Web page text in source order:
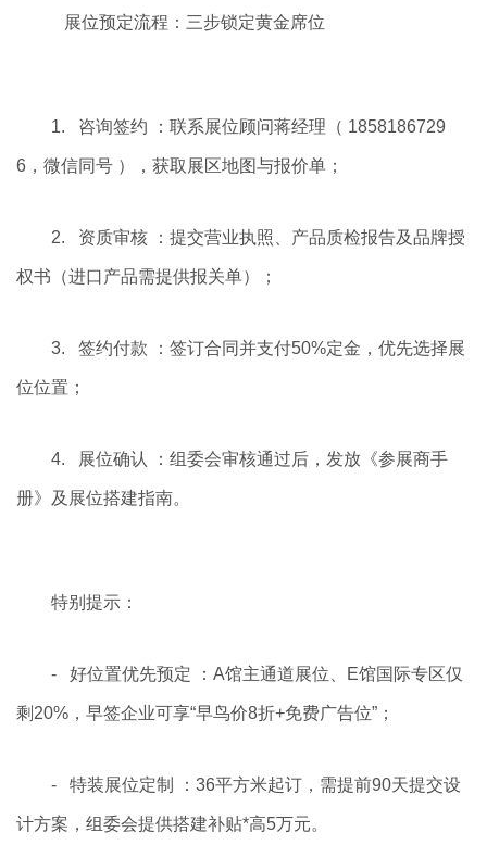
展位预定流程：三步锁定黄金席位
1. 咨询签约 ：联系展位顾问蒋经理（ 1858186729
6，微信同号 ），获取展区地图与报价单；
2. 资质审核 ：提交营业执照、产品质检报告及品牌授
权书（进口产品需提供报关单）；
3. 签约付款 ：签订合同并支付50%定金，优先选择展
位位置；
4. 展位确认 ：组委会审核通过后，发放《参展商手
册》及展位搭建指南。
特别提示：
- 好位置优先预定 ：A馆主通道展位、E馆国际专区仅
剩20%，早签企业可享“早鸟价8折+免费广告位”；
- 特装展位定制 ：36平方米起订，需提前90天提交设
计方案，组委会提供搭建补贴*高5万元。